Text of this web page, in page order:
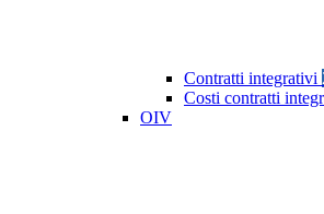
Contratti integrativi
Costi contratti
OIV